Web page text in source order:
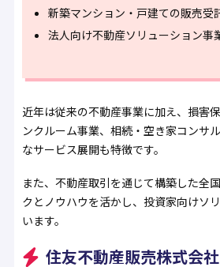
新築マンション・戸建ての販売受
法人向け不動産ソリューション事
近年は従来の不動産事業に加え、損害
ンクルーム事業、相続・空き家コンサ
なサービス展開も特徴です。
また、不動産取引を通じて構築した全
クとノウハウを活かし、投資家向けソ
います。
住友不動産販売株式会社